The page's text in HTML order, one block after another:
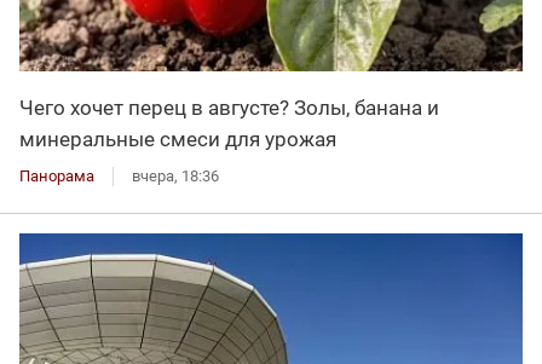
Чего хочет перец в августе? Золы, банана и
минеральные смеси для урожая
Панорама вчера, 18:36